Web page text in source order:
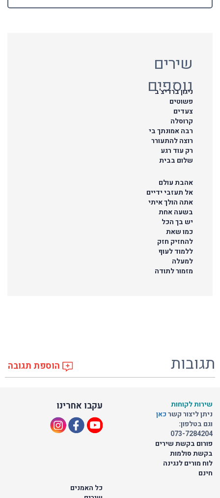
שירים
נוספים
ניגון ברדיצ'ב
פשוטים
צעדים
קרוסלה
רבה אמונתך בי
רוצה להתעורר
רק עוד רגע
שלום בבית
אהבת עולם
אל תעזבי ידיים
אתה הולך איתי
בשעה אחת
יש בך הכל
כמו שאת
להחזיק חזק
ללמוד לעוף
למעלה
מזמור לתודה
תגובות הוספת תגובה
עקבו אחרינו
שירות לקוחות
ניתן ליצור קשרכאן
וגם בטלפון:
073-7284204
פורום בקשת שירים
בקשת סולמות
לוח מורים לנגינה
חינם
כל האמנים